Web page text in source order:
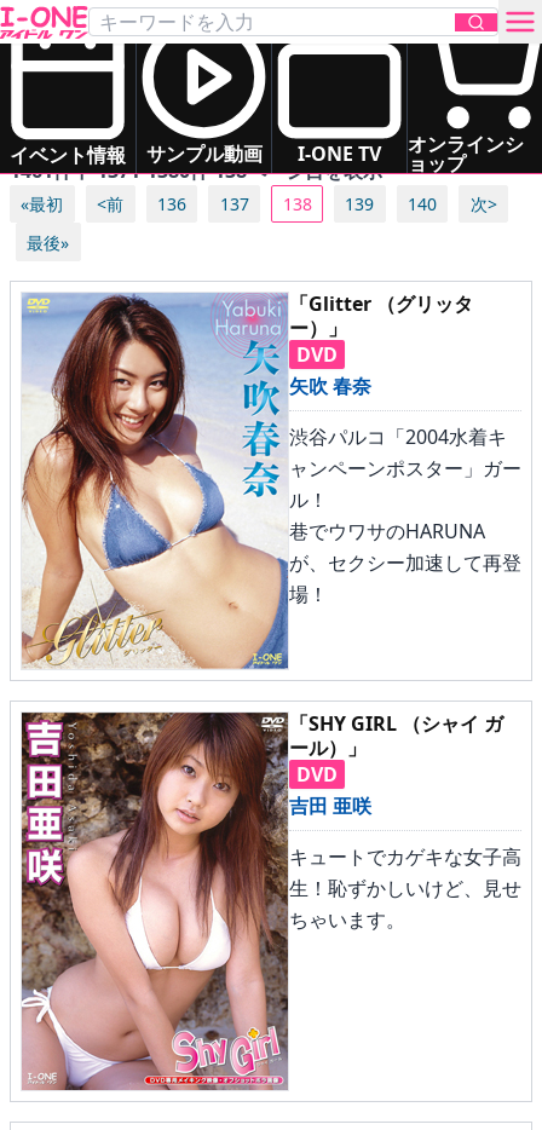
イベント情報 サンプル動画 I-ONE TV オンラインシ
ョップ
お問い合わせ
TOP
DVD
Blu-ray
サンプル動画
イベント情報
アイドル一覧
メニュー
▶新作
▶次回作
▶制作中
▶発売年月日
ご利用ガイド
▶更新情報
DVD一覧
新作 次回作 発売年月日
1461件中 1371-1380件 138ページ目を表示
«最初 <前 136 137 138 139 140
次>
最後»
「Glitter （グリッタ
ー）」
DVD
矢吹 春奈
渋谷パルコ「2004水着キ
ャンペーンポスター」ガー
ル！
巷でウワサのHARUNA
が、セクシー加速して再登
場！
「SHY GIRL （シャイ ガ
ール）」
DVD
吉田 亜咲
キュートでカゲキな女子高
生！恥ずかしいけど、見せ
ちゃいます。